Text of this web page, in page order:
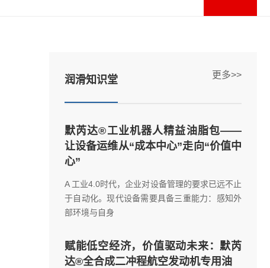
润滑知识堂 更多>>
默芮达®工业机器人精益油脂包——
让设备运维从“成本中心”走向“价值中
心”
A 工业4.0时代，企业对设备管理的要求已远不止
于自动化。现代设备需要具备三重能力：感知外
部环境与自身
赋能低空经济，价值驱动未来：默芮
达®全合成二冲程航空发动机专用油